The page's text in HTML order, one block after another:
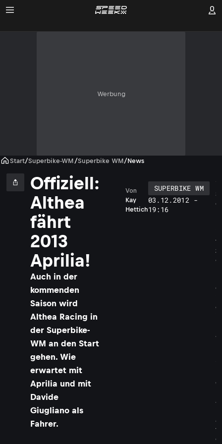
Werbung
Start/Superbike-WM /Superbike WM/News
Offiziell:
Althea
fährt
2013
Aprilia!
Auch in der
kommenden
Saison wird
Althea Racing in
der Superbike-
WM an den Start
gehen. Wie
erwartet mit
Aprilia und mit
Davide
Giugliano als
Fahrer.
Kay
Hettich
Von
SUPERBIKE WM
03.12.2012 -
19:16
S
c
t
z
o
G
g
a
g
a
a
t
e